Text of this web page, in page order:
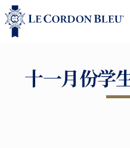
十一月份学